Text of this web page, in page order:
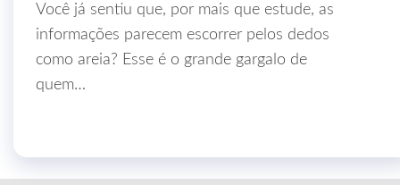
Você já sentiu que, por mais que estude, as
informações parecem escorrer pelos dedos
como areia? Esse é o grande gargalo de
quem…